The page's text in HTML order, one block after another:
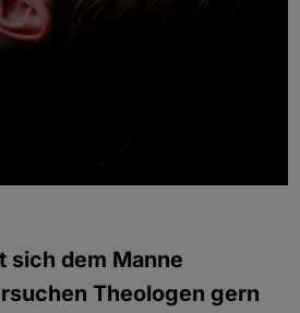
sich dem Manne
Theologen gern